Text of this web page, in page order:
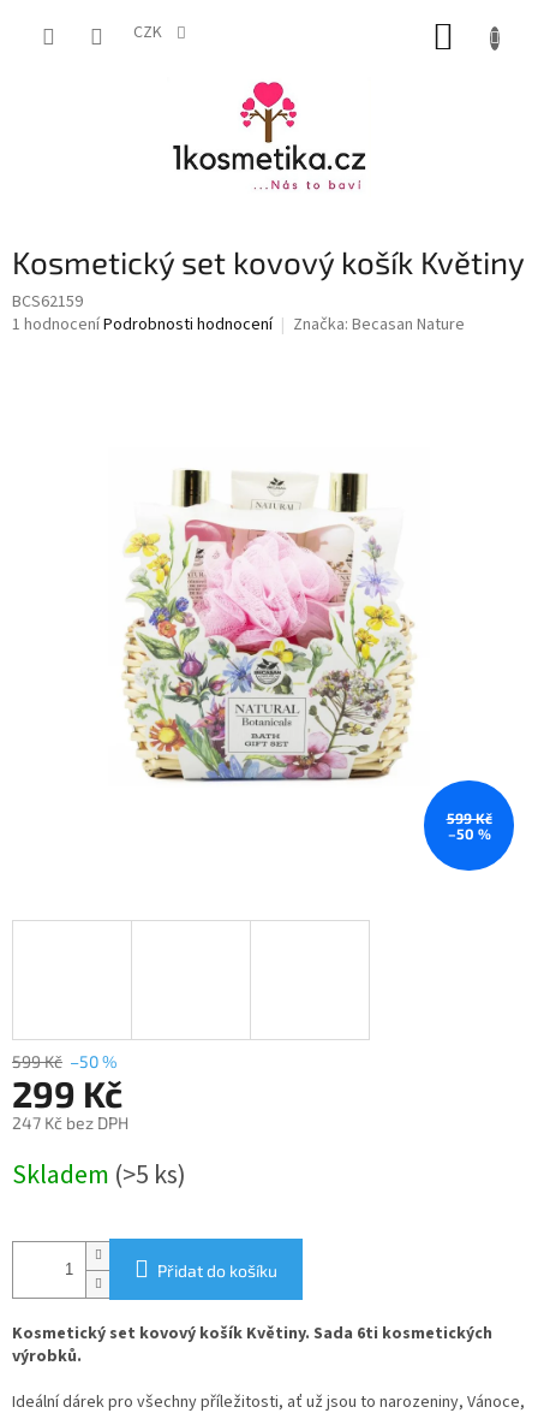
CZK
Kosmetický set kovový košík Květiny
BCS62159
Průměrné
1 hodnoceníPodrobnosti hodnocení Značka: Becasan Nature
599 Kč
–50 %
599 Kč –50 %
299 Kč
247 Kč bez DPH
cena:
Skladem (>5 ks)
Přidat do košíku
Kosmetický set kovový košík Květiny. Sada 6ti kosmetických
výrobků.
Ideální dárek pro všechny příležitosti, ať už jsou to narozeniny, Vánoce,